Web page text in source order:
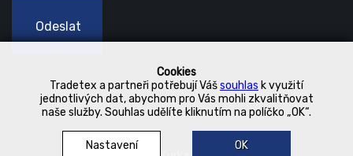
Cookies
Tradetex a partneři potřebují Vášsouhlas k využití
jednotlivých dat, abychom pro Vás mohli zkvalitňovat
naše služby. Souhlas udělíte kliknutím na políčko „OK“.
Nastavení OK
Odeslat